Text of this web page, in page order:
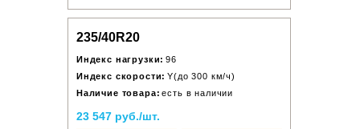
235/40R20
Индекс нагрузки: 96
Индекс скорости: Y(до 300 км/ч)
Наличие товара: есть в наличии
23 547 руб./шт.